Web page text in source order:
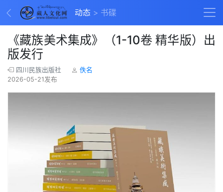
动态 书碟
《藏族美术集成》（1-10卷 精华版）出
版发行
四川民族出版社
佚名
2026-05-21发布